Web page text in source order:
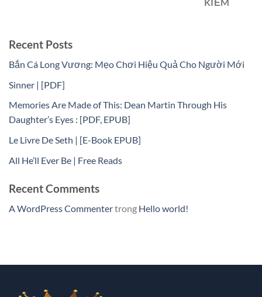
KIẾM
Recent Posts
Bắn Cá Long Vương: Mẹo Chơi Hiệu Quả Cho Người Mới
Sinner | [PDF]
Memories Are Made of This: Dean Martin Through His
Daughter’s Eyes : [PDF, EPUB]
Le Livre De Seth | [E-Book EPUB]
All He’ll Ever Be | Free Reads
Recent Comments
A WordPress Commentertrong Hello world!